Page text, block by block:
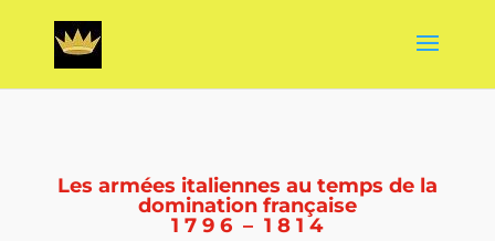
Les armées italiennes au temps de la
domination française
1 7 9 6 – 1 8 1 4